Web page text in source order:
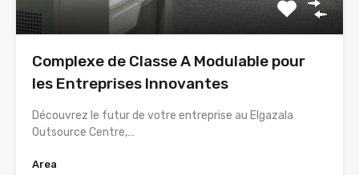
Complexe de Classe A Modulable pour
les Entreprises Innovantes
Découvrez le futur de votre entreprise au Elgazala
Outsource Centre,…
Area